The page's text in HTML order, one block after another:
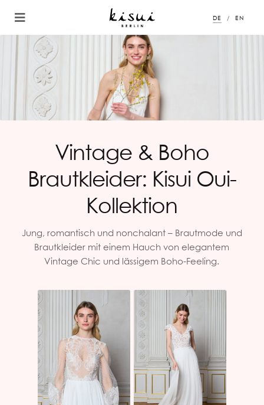
DE EN
Vintage & Boho
Brautkleider: Kisui Oui-
Kollektion
Jung, romantisch und nonchalant – Brautmode und
Brautkleider mit einem Hauch von elegantem
Vintage Chic und lässigem Boho-Feeling.